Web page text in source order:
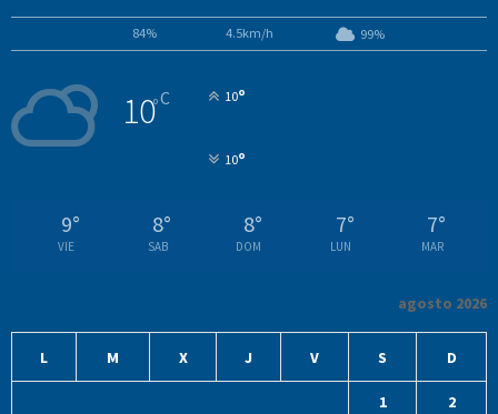
84% 4.5km/h 99%
10°C 10°
10°
9°
VIE
8°
SAB
8°
DOM
7°
LUN
7°
MAR
agosto 2026
L M X J V S D
1 2